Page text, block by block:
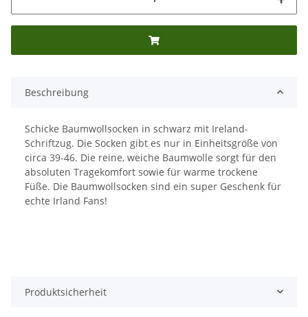
Beschreibung
Schicke Baumwollsocken in schwarz mit Ireland-
Schriftzug. Die Socken gibt es nur in Einheitsgröße von
circa 39-46. Die reine, weiche Baumwolle sorgt für den
absoluten Tragekomfort sowie für warme trockene
Füße. Die Baumwollsocken sind ein super Geschenk für
echte Irland Fans!
Produktsicherheit